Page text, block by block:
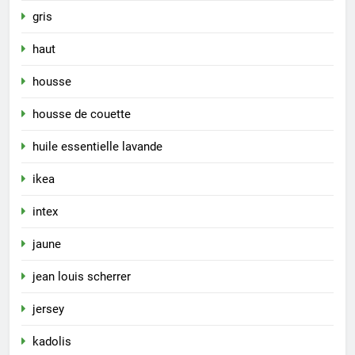
gris
haut
housse
housse de couette
huile essentielle lavande
ikea
intex
jaune
jean louis scherrer
jersey
kadolis